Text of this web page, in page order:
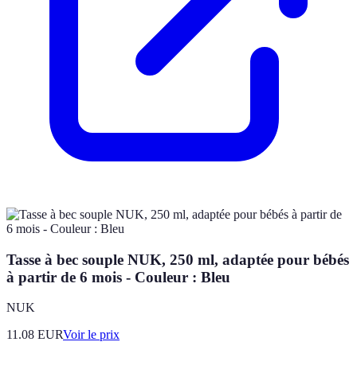
Tasse à bec souple NUK, 250 ml, adaptée pour bébés
à partir de 6 mois - Couleur : Bleu
NUK
11.08 EURVoir le prix